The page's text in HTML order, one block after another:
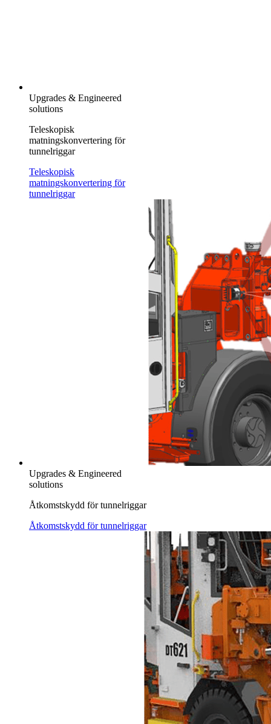
Upgrades & Engineered
solutions
Teleskopisk
matningskonvertering för
tunnelriggar
Teleskopisk
matningskonvertering för
tunnelriggar
Upgrades & Engineered
solutions
Åtkomstskydd för tunnelriggar
Åtkomstskydd för tunnelriggar